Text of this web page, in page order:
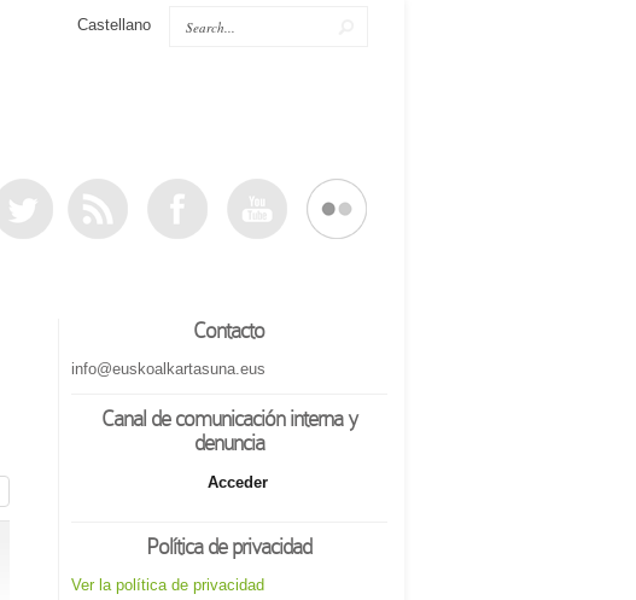
Castellano
Contacto
info@euskoalkartasuna.eus
Canal de comunicación interna y
denuncia
Acceder
Política de privacidad
Ver la política de privacidad